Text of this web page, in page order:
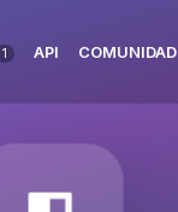
1 API COMUNIDAD